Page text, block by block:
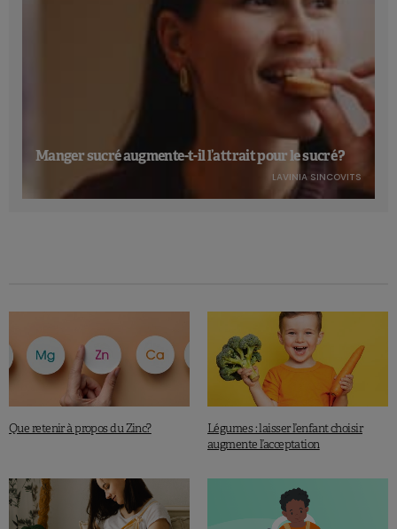
Manger sucré augmente-t-il l’attrait pour le sucré ?
LAVINIA SINCOVITS
Que retenir à propos du Zinc?
Légumes : laisser l’enfant choisir
augmente l’acceptation